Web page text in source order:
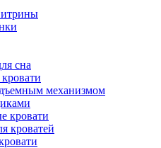
сна
механизмом
кровати
кроватей